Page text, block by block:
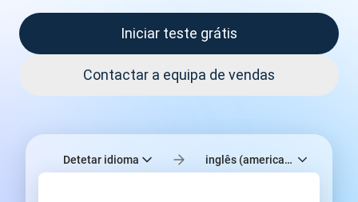
Iniciar teste grátis
Contactar a equipa de vendas
Detetar idioma inglês (americano)